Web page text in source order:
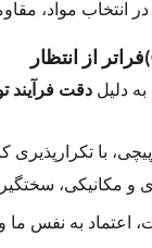
انتخاب مواد،
فراتر از انتظار
دلیل دقت فرآیند
با
مکانیکی،
اعتماد به نفس